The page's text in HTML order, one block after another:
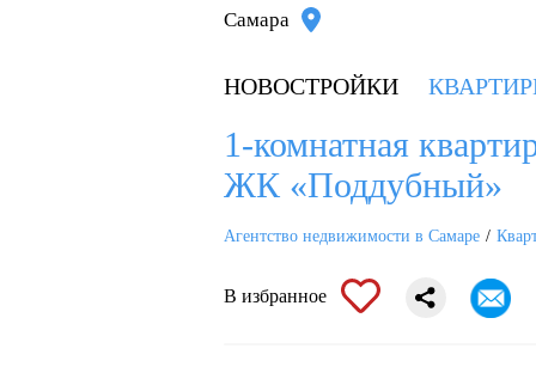
Самара
НОВОСТРОЙКИ
1-комнатная
ЖК «Поддубный»
Агентство недвижимости в Самаре
В избранное